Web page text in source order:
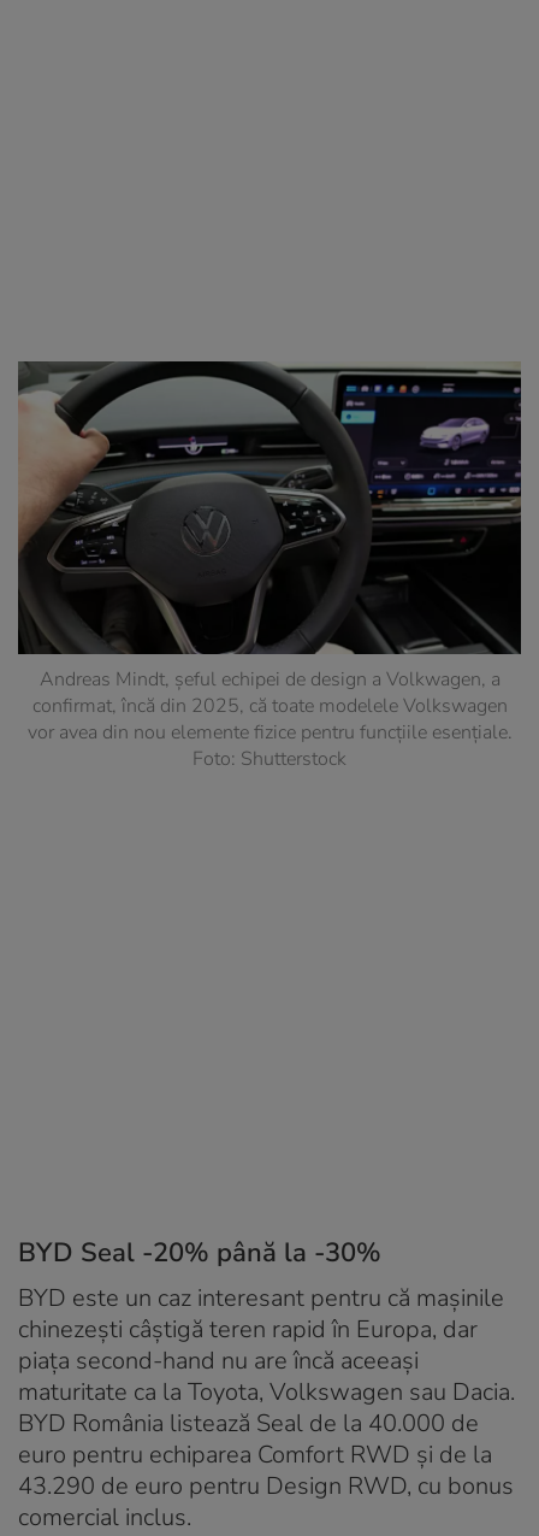
Andreas Mindt, șeful echipei de design a Volkwagen, a
confirmat, încă din 2025, că toate modelele Volkswagen
vor avea din nou elemente fizice pentru funcțiile esențiale.
Foto: Shutterstock
BYD Seal -20% până la -30%
BYD este un caz interesant pentru că mașinile
chinezești câștigă teren rapid în Europa, dar
piața second-hand nu are încă aceeași
maturitate ca la Toyota, Volkswagen sau Dacia.
BYD România listează Seal de la 40.000 de
euro pentru echiparea Comfort RWD și de la
43.290 de euro pentru Design RWD, cu bonus
comercial inclus.